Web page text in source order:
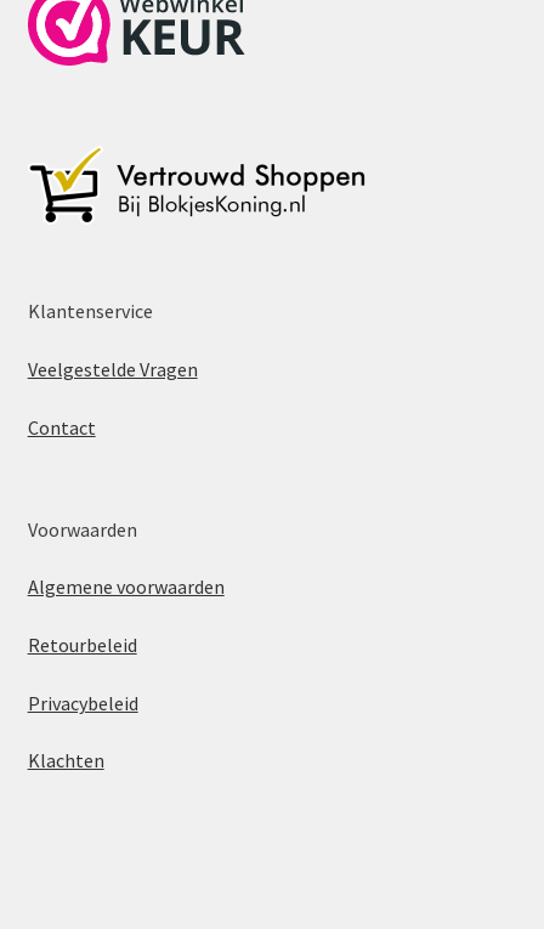
Klantenservice
Veelgestelde Vragen
Contact
Voorwaarden
Algemene voorwaarden
Retourbeleid
Privacybeleid
Klachten